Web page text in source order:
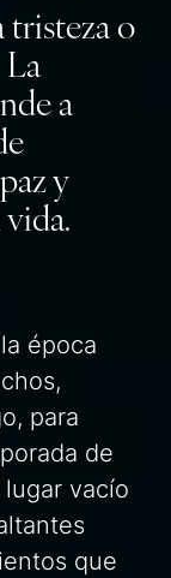
tristeza o
a
y
época
para
de
vacío
que